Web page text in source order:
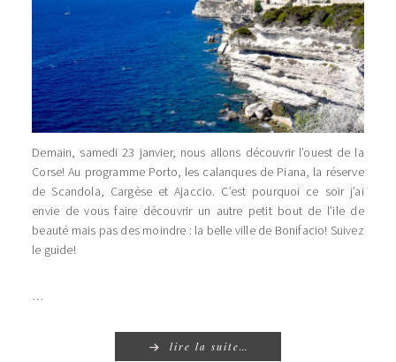
Demain, samedi 23 janvier, nous allons découvrir l’ouest de la
Corse! Au programme Porto, les calanques de Piana, la réserve
de Scandola, Cargèse et Ajaccio. C’est pourquoi ce soir j’ai
envie de vous faire découvrir un autre petit bout de l’ile de
beauté mais pas des moindre : la belle ville de Bonifacio! Suivez
le guide!
…
lire la suite…